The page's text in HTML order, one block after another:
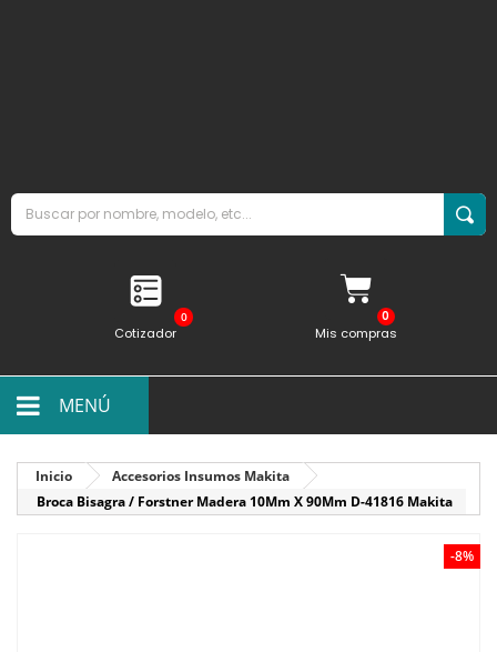
0
Cotizador Mis compras
MENÚ
Inicio
Accesorios Insumos Makita
Broca Bisagra / Forstner Madera 10Mm X 90Mm D-41816 Makita
-8%